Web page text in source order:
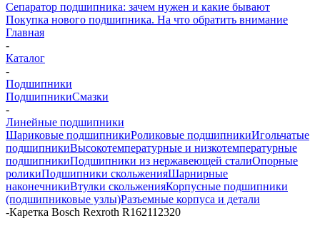
Сепаратор подшипника: зачем нужен и какие бывают
Покупка нового подшипника. На что обратить внимание
Главная
-
Каталог
-
Подшипники
ПодшипникиСмазки
-
Линейные подшипники
Шариковые подшипникиРоликовые подшипникиИгольчатые
подшипникиВысокотемпературные и низкотемпературные
подшипникиПодшипники из нержавеющей сталиОпорные
роликиПодшипники скольженияШарнирные
наконечникиВтулки скольженияКорпусные подшипники
(подшипниковые узлы)Разъемные корпуса и детали
-Каретка Bosch Rexroth R162112320